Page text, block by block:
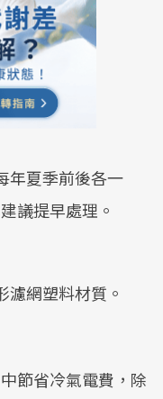
年夏季前後各一
議提早處理。
濾網塑料材質。
節省冷氣電費，除